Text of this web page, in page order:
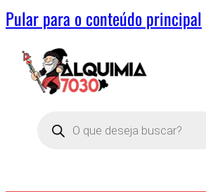
Pular para o conteúdo principal
Pesquisar
produtos